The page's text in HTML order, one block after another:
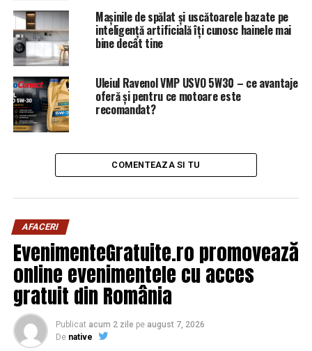
Salvini şi-a anunţat intenţia de a ataca problema
”importului de sclavi” europeni, cerând mai multă
atenţie şi controale din partea omologilor săi bulgar şi
român.AGERPRES
ARTICOLE PE ACEIASI TEMA: PRIMA
URMATORUL
a cerut rezilierea contractului cu Rosal/Oare ce
interese se ascund in spatele acestor minciuni
Care sunt cele mai bogate 10 vedete din lume în 2018 |
Capitala24
Mașinile de spălat și uscătoarele bazate pe
inteligență artificială îți cunosc hainele mai
bine decât tine
Uleiul Ravenol VMP USVO 5W30 – ce avantaje
oferă și pentru ce motoare este
recomandat?
COMENTEAZA SI TU
AFACERI
EvenimenteGratuite.ro promovează
online evenimentele cu acces
gratuit din România
Publicat acum 2 zile pe august 7, 2026
De native